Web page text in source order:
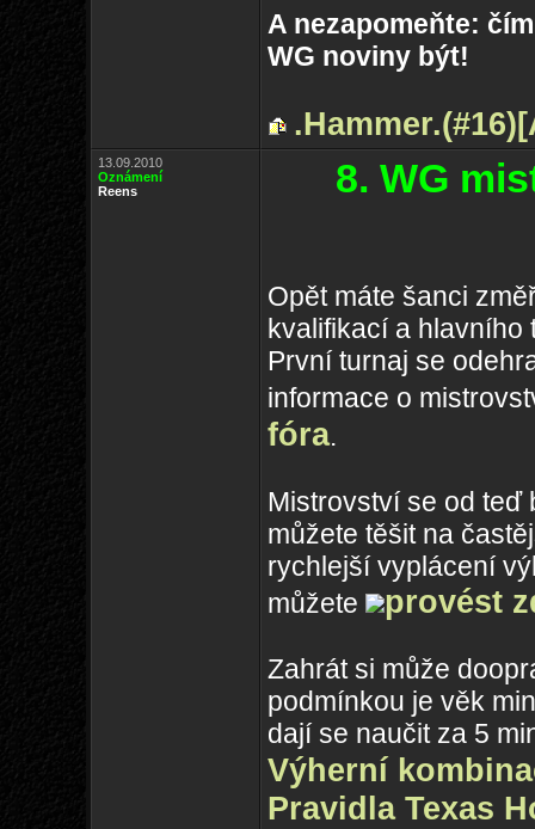
A nezapomeňte:
WG noviny být!
.Hammer.(#16)
13.09.2010
Oznámení
Reens
8. WG
Opět máte šanci
kvalifikací a hlavního
První turnaj se
informace o
fóra.
Mistrovství se od teď
můžete těšit na
rychlejší vyplácení
můžete
provést
Zahrát si může
podmínkou je věk
dají se naučit za 5
Výherní
Pravidla Texas